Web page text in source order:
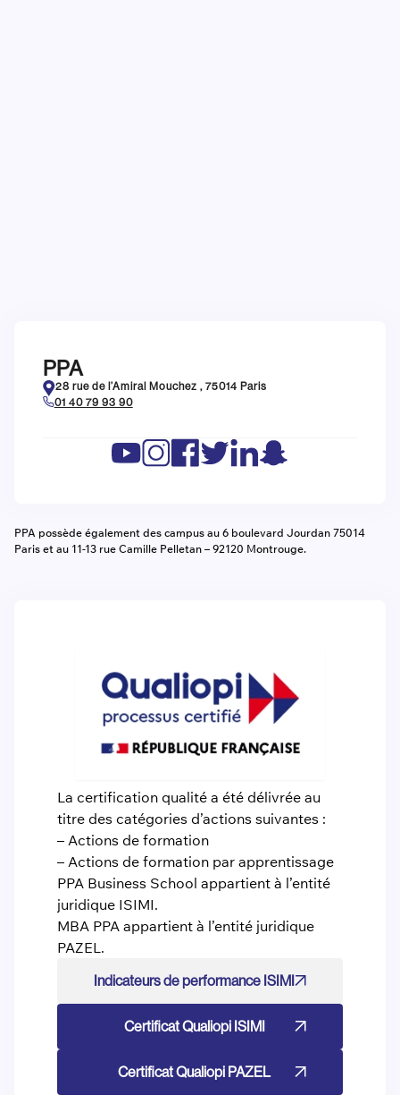
PPA
28 rue de l’Amiral Mouchez , 75014 Paris
01 40 79 93 90
PPA possède également des campus au 6 boulevard Jourdan 75014
Paris et au 11-13 rue Camille Pelletan – 92120 Montrouge.
La certification qualité a été délivrée au
titre des catégories d’actions suivantes :
– Actions de formation
– Actions de formation par apprentissage
PPA Business School appartient à l’entité
juridique ISIMI.
MBA PPA appartient à l’entité juridique
PAZEL.
Indicateurs de performance ISIMI
Certificat Qualiopi ISIMI
Certificat Qualiopi PAZEL